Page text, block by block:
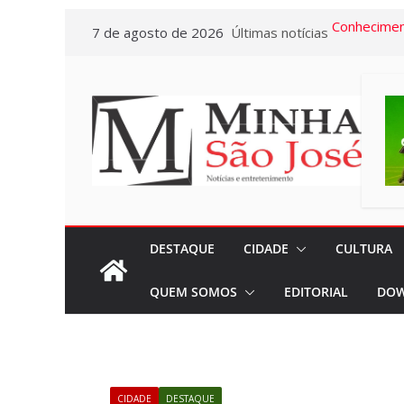
conteúdo
7 de agosto de 2026 Últimas notícias
pela
Pardo e
conquistas
A Crônica
DESTAQUE CIDADE CULTURA
QUEM SOMOS EDITORIAL
CIDADE DESTAQUE